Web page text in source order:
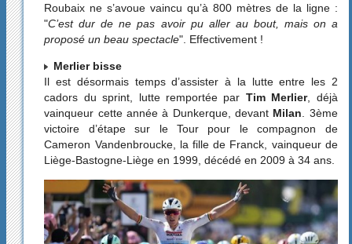
Roubaix ne s’avoue vaincu qu’à 800 mètres de la ligne :
"C’est dur de ne pas avoir pu aller au bout, mais on a
proposé un beau spectacle". Effectivement !
Merlier bisse
Il est désormais temps d’assister à la lutte entre les 2
cadors du sprint, lutte remportée par Tim Merlier, déjà
vainqueur cette année à Dunkerque, devant Milan . 3ème
victoire d’étape sur le Tour pour le compagnon de
Cameron Vandenbroucke, la fille de Franck, vainqueur de
Liège-Bastogne-Liège en 1999, décédé en 2009 à 34 ans.